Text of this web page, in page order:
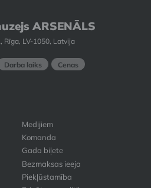
ARSENĀLS
Rīga, LV-1050, Latvija
Darba laiks Cenas
Medijiem
Komanda
Gada biļete
Bezmaksas ieeja
Piekļūstamība